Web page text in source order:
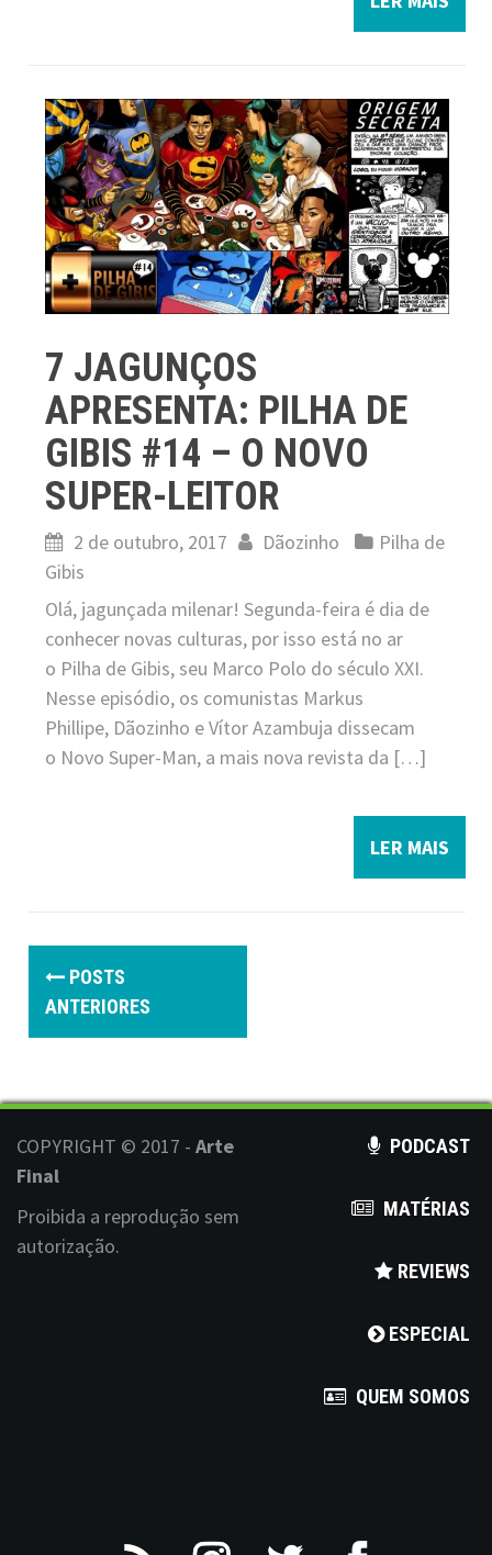
7 JAGUNÇOS
APRESENTA: PILHA DE
GIBIS #14 – O NOVO
SUPER-LEITOR
2 de outubro, 2017 Dãozinho
Pilha de
Gibis
Olá, jagunçada milenar! Segunda-feira é dia de
conhecer novas culturas, por isso está no ar
o Pilha de Gibis, seu Marco Polo do século XXI.
Nesse episódio, os comunistas Markus
Phillipe, Dãozinho e Vítor Azambuja dissecam
o Novo Super-Man, a mais nova revista da […]
LER MAIS
P
o
s
t
s
n
a
v
POSTS
ANTERIORES
COPYRIGHT © 2017 - Arte
Final
Proibida a reprodução sem
autorização.
PODCAST
MATÉRIAS
REVIEWS
ESPECIAL
QUEM SOMOS